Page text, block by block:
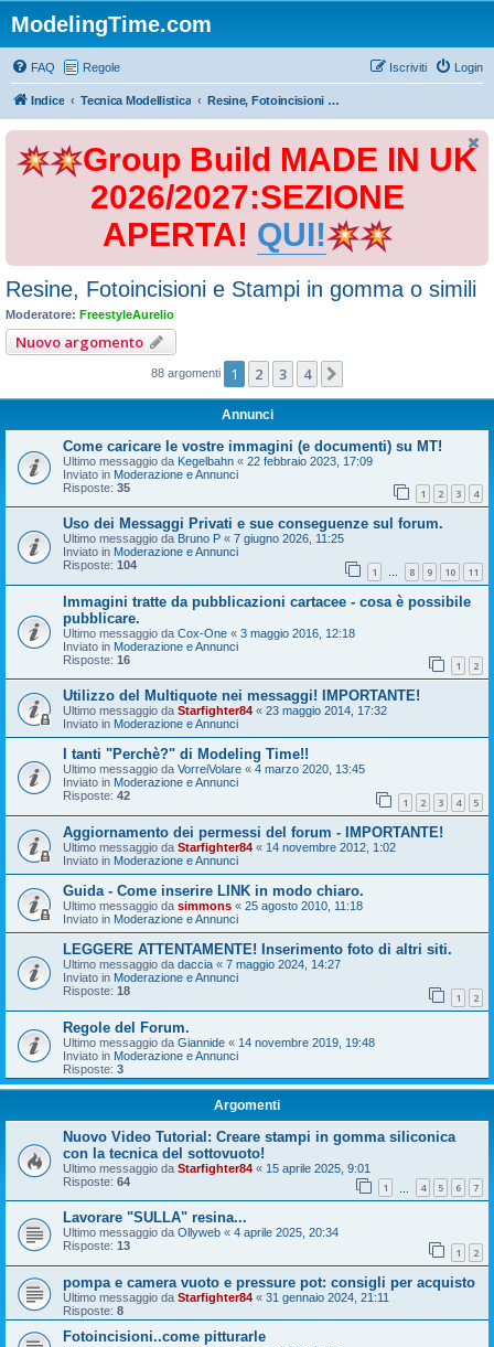
ModelingTime.com
FAQ Regole Login
Iscriviti
Indice Tecnica Modellistica Resine, Fotoincisioni e Stampi in gomma o simili
Group Build MADE IN UK
2026/2027:SEZIONE
APERTA! QUI!
Resine, Fotoincisioni e Stampi in gomma o simili
Moderatore: FreestyleAurelio
Nuovo argomento
88 argomenti 1 2 3 4
Annunci
Come caricare le vostre immagini (e documenti) su MT!
Ultimo messaggio da Kegelbahn « 22 febbraio 2023, 17:09
Inviato in Moderazione e Annunci
Risposte: 35 1 2 3 4
Uso dei Messaggi Privati e sue conseguenze sul forum.
Ultimo messaggio da Bruno P « 7 giugno 2026, 11:25
Inviato in Moderazione e Annunci
Risposte: 104 1 … 8 9 10 11
Immagini tratte da pubblicazioni cartacee - cosa è possibile
pubblicare.
Ultimo messaggio da Cox-One « 3 maggio 2016, 12:18
Inviato in Moderazione e Annunci
Risposte: 16 1 2
Utilizzo del Multiquote nei messaggi! IMPORTANTE!
Ultimo messaggio da Starfighter84 « 23 maggio 2014, 17:32
Inviato in Moderazione e Annunci
I tanti "Perchè?" di Modeling Time!!
Ultimo messaggio da VorreiVolare « 4 marzo 2020, 13:45
Inviato in Moderazione e Annunci
Risposte: 42 1 2 3 4 5
Aggiornamento dei permessi del forum - IMPORTANTE!
Ultimo messaggio da Starfighter84 « 14 novembre 2012, 1:02
Inviato in Moderazione e Annunci
Guida - Come inserire LINK in modo chiaro.
Ultimo messaggio da simmons « 25 agosto 2010, 11:18
Inviato in Moderazione e Annunci
LEGGERE ATTENTAMENTE! Inserimento foto di altri siti.
Ultimo messaggio da daccia « 7 maggio 2024, 14:27
Inviato in Moderazione e Annunci
Risposte: 18 1 2
Regole del Forum.
Ultimo messaggio da Giannide « 14 novembre 2019, 19:48
Inviato in Moderazione e Annunci
Risposte: 3
Argomenti
Nuovo Video Tutorial: Creare stampi in gomma siliconica
con la tecnica del sottovuoto!
Ultimo messaggio da Starfighter84 « 15 aprile 2025, 9:01
Risposte: 64 1 4 5 6 7
Lavorare "SULLA" resina...
Ultimo messaggio da Ollyweb « 4 aprile 2025, 20:34
Risposte: 13 1 2
pompa e camera vuoto e pressure pot: consigli per acquisto
Ultimo messaggio da Starfighter84 « 31 gennaio 2024, 21:11
Risposte: 8
Fotoincisioni..come pitturarle